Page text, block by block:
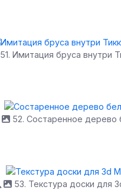
51. Имитация бруса внутри
52. Состаренное дерево
53. Текстура доски для